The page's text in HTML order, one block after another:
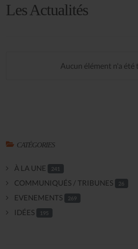
Les Actualités
Aucun élément n'a été
CATÉGORIES
À LA UNE 241
COMMUNIQUÉS / TRIBUNES 26
EVENEMENTS 269
IDÉES 195